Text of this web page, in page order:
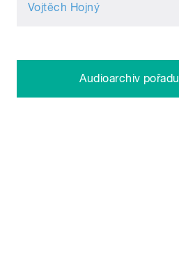
Vojtěch Hojný
Audioarchiv pořadu